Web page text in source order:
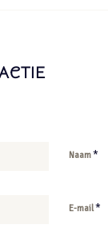
Naam*
E-mail*